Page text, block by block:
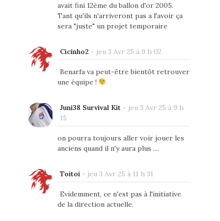
avait fini 12ème du ballon d'or 2005.
Tant qu'ils n'arriveront pas a l'avoir ça
sera "juste" un projet temporaire
Cicinho2 - jeu 3 Avr 25 à 9 h 02
Benarfa va peut-être bientôt retrouver
une équipe !
Juni38 Survival Kit- jeu 3 Avr 25 à 9 h
15
on pourra toujours aller voir jouer les
anciens quand il n'y aura plus ....
Toitoi - jeu 3 Avr 25 à 11 h 31
Evidemment, ce n'est pas à l'initiative
de la direction actuelle.